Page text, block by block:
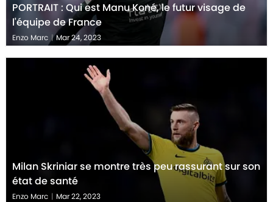
PORTRAIT : Qui est Manu Koné, le futur visage de
l'équipe de France
Enzo Marc | Mar 24, 2023
Milan Skriniar se montre très peu rassurant sur son
état de santé
Enzo Marc | Mar 22, 2023